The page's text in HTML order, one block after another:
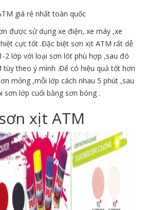
giá rẻ nhất toàn quốc
được sử dụng xe điện, xe máy ,xe
cực tốt .Đặc biệt sơn xịt ATM rất dễ
2 lớp với loại sơn lót phù hợp ,sau đó
tùy theo ý mình .Để có hiệu quả tốt hơn
mỏng ,mỗi lớp cách nhau 5 phút ,sau
lớp cuối bằng sơn bóng .
xịt ATM